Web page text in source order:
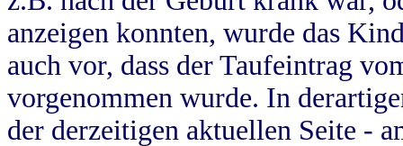
anzeigen konnten, wurde das
auch vor, dass der Taufeintrag
vorgenommen wurde. In
der derzeitigen aktuellen Seite -